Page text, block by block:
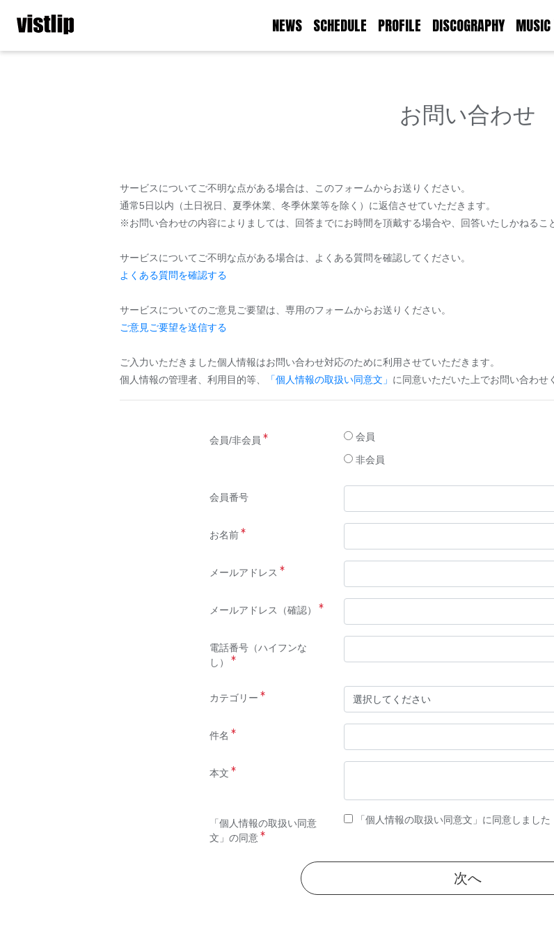
NEWS SCHEDULE PROFILE DISCOGRAPHY MUSIC
お問い合わせ
サービスについてご不明な点がある場合は、このフォームからお送りください。
通常5日以内（土日祝日、夏季休業、冬季休業等を除く）に返信させていただきます。
※お問い合わせの内容によりましては、回答までにお時間を頂戴する場合や、回答いたしかねるこ
サービスについてご不明な点がある場合は、よくある質問を確認してください。
よくある質問を確認する
サービスについてのご意見ご要望は、専用のフォームからお送りください。
ご意見ご要望を送信する
ご入力いただきました個人情報はお問い合わせ対応のために利用させていただきます。
個人情報の管理者、利用目的等、
「個人情報の取扱い同意文」 に同意いただいた上でお問い合わせ
会員/非会員 会員
非会員
会員番号
お名前
メールアドレス
メールアドレス（確認）
電話番号（ハイフンな
し）
カテゴリー
件名
本文
「個人情報の取扱い同意
文」の同意
「個人情報の取扱い同意文」に同意しました
次へ